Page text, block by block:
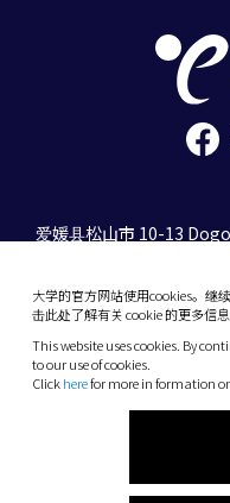
大学的官方网站使用cookies。继
击此处了解有关 cookie 的更多信息
This website uses cookies. By
to our use of cookies.
Clickherefor more in formation
爱媛县松山市 10-13
10-13 Dogo-Himata,
Phone: +81 89-927-9000
(C)